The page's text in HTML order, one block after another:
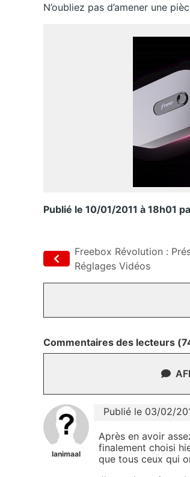
N’oubliez pas d’amener une
Publié le 10/01/2011 à 18h01
Freebox Révolution :
Réglages Vidéos
Commentaires des lecteurs
lanimaal
Publié le 03/02/
Après en avoir
finalement choisi
que tous ceux qui